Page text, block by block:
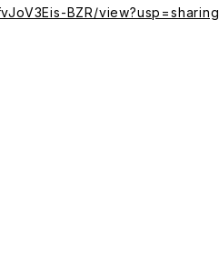
BZR/view?usp=sharing